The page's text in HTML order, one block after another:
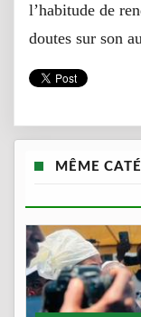
l’habitude de
doutes sur son
MÊME